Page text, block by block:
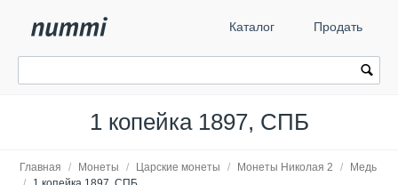
Каталог Продать
1 копейка 1897, СПБ
Главная / Монеты / Царские монеты / Монеты Николая 2 /
Медь